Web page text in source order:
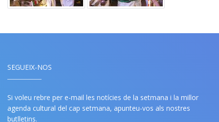
SEGUEIX-NOS
Si voleu rebre per e-mail les notícies de la setmana i la millor
agenda cultural del cap setmana, apunteu-vos als nostres
butlletins.